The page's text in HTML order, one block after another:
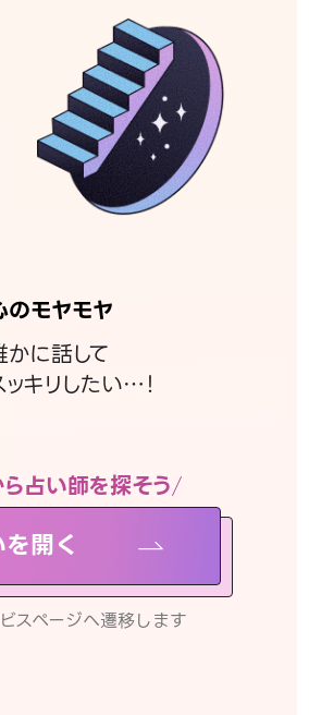
のモヤモヤ
かに話して
ッキリしたい…！
占い師を探そう
開く
スページへ遷移します